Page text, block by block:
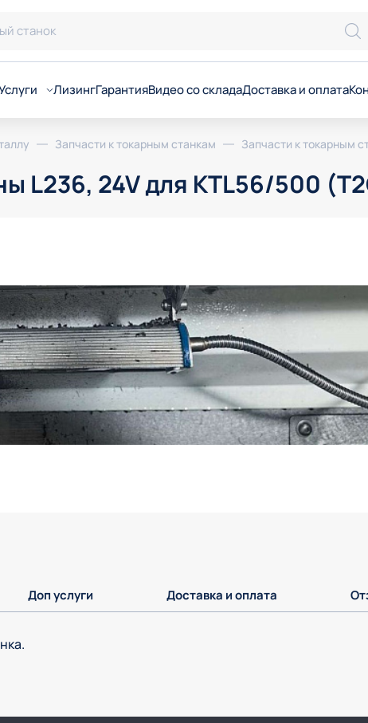
оборудования
лазерных голов
Подбор финансовых программ
Разработка технологии
ЛизингГарантияВидео со складаДоставка и оплата
Запчасти к токарным станкам Запчасти к токарным
L236, 24V для KTL56/500
Доп услуги Доставка и оплата